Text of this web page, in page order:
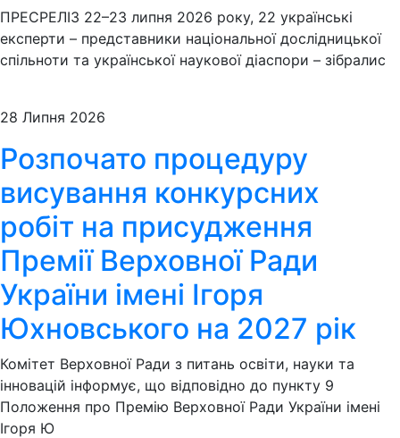
ПРЕСРЕЛІЗ 22–23 липня 2026 року, 22 українські
експерти – представники національної дослідницької
спільноти та української наукової діаспори – зібралис
28 Липня 2026
Розпочато процедуру
висування конкурсних
робіт на присудження
Премії Верховної Ради
України імені Ігоря
Юхновського на 2027 рік
Комітет Верховної Ради з питань освіти, науки та
інновацій інформує, що відповідно до пункту 9
Положення про Премію Верховної Ради України імені
Ігоря Ю